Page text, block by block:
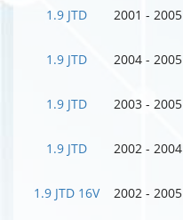
1.9 JTD 2001 - 2005
1.9 JTD 2004 - 2005
1.9 JTD 2003 - 2005
1.9 JTD 2002 - 2004
1.9 JTD 16V 2002 - 2005